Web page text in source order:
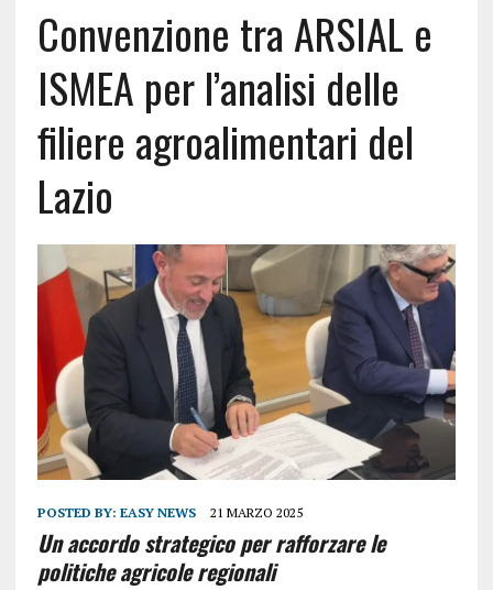
Convenzione tra ARSIAL e
ISMEA per l’analisi delle
filiere agroalimentari del
Lazio
POSTED BY: EASY NEWS 21 MARZO 2025
Un accordo strategico per rafforzare le
politiche agricole regionali